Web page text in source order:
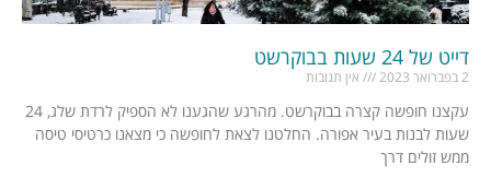
דייט של 24 שעות בבוקרשט
2 בפברואר 2023 אין תגובות
עקצנו חופשה קצרה בבוקרשט. מהרגע שהגענו לא הספיק לרדת שלג, 24
שעות לבנות בעיר אפורה. החלטנו לצאת לחופשה כי מצאנו כרטיסי טיסה
ממש זולים דרך